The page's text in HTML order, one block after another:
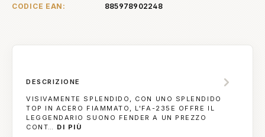
CODICE EAN:
885978902248
DESCRIZIONE
VISIVAMENTE SPLENDIDO, CON UNO SPLENDIDO
TOP IN ACERO FIAMMATO, L'FA-235E OFFRE IL
LEGGENDARIO SUONO FENDER A UN PREZZO
CONT… DI PIÙ